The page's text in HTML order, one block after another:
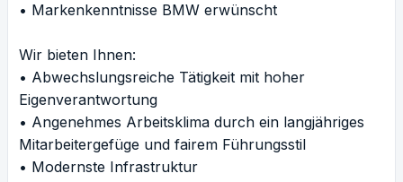
• Markenkenntnisse BMW erwünscht
Wir bieten Ihnen:
• Abwechslungsreiche Tätigkeit mit hoher
Eigenverantwortung
• Angenehmes Arbeitsklima durch ein langjähriges
Mitarbeitergefüge und fairem Führungsstil
• Modernste Infrastruktur